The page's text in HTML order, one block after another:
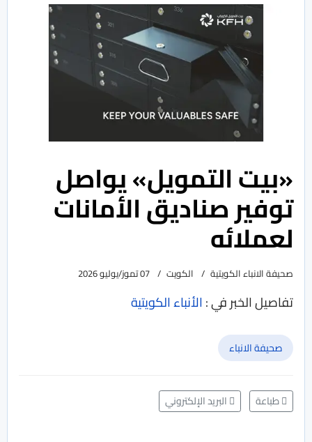
«بيت التمويل» يواصل
توفير صناديق الأمانات
لعملائه
صحيفة الانباء الكويتية الكويت 07 تموز/يوليو 2026
تفاصيل الخبر في :الأنباء الكويتية
صحيفة الانباء
طباعة البريد الإلكتروني